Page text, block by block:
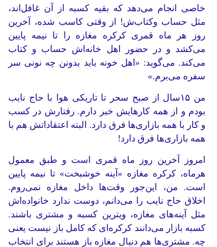
خاصی انجام می‌دهد که بقیه کسبه از آن غافل‌اند،
مثل حساب وکتاب‌‌ش! از وقتی کاسب شده، آخرین
روز هر ماه قمری کرکره مغازه را تا نیمه پایین
می‌کشد و در حضور اهل خانه‌اش حساب و کتاب
می‌کند. می‌گوید: «اهل خونه باید بدونن چه نونی سر
سفره‌ می‌برم.»
من ۱۵سال از صبح سحر تا تاریکی هوا با حاج نایب
بودم و از همه کارهایش خبر دارم. رفتارش در کسب
و کار با همه بازاری‌ها فرق دارد. البته اعتقاداتش هم با
همه بازاری‌ها فرق دارد!
امروز آخرین روز ماه قمری است و طبق معمول
هرماه، کرکره مغازه‌ «آینه خوشبخت‌» تا نیمه پایین
است. من‌، این‌جور وقت‌ها داخل مغازه نمی‌روم.
اخلاق حاج نایب را می‌دانم، دوست ندارد خانواده‌اش
مثل آینه‌های مغازه‌، ویترین کسبه و مشتری باشند.
کسبه بازار می‌دانند کرکره‌ای که کامل باز نیست یعنی
چه. مشتری‌ها هم دنبال مغازه باز هستند برای انتخاب